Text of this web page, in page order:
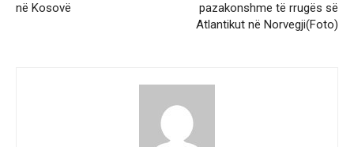
në Kosovë
pazakonshme të rrugës së
Atlantikut në Norvegji(Foto)